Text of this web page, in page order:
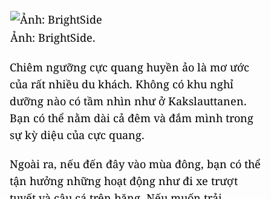
Ảnh: BrightSide.
Chiêm ngưỡng cực quang huyền ảo là mơ ước
của rất nhiều du khách. Không có khu nghỉ
dưỡng nào có tầm nhìn như ở Kakslauttanen.
Bạn có thể nằm dài cả đêm và đắm mình trong
sự kỳ diệu của cực quang.
Ngoài ra, nếu đến đây vào mùa đông, bạn có thể
tận hưởng những hoạt động như đi xe trượt